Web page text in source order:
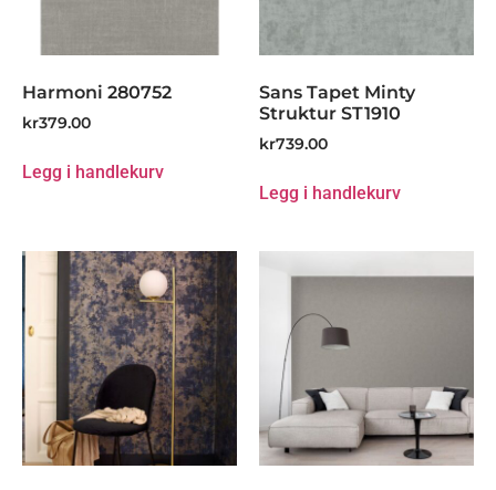
Harmoni 280752
kr379.00
Legg i handlekurv
Sans Tapet Minty
Struktur ST1910
kr739.00
Legg i handlekurv